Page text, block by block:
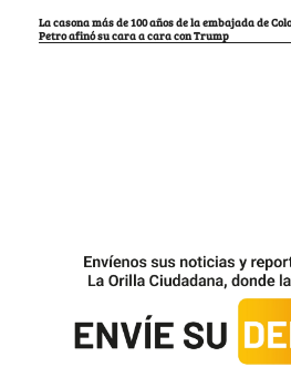
La casona más de 100 años de la embajada de
Petro afinó su cara a cara con Trump